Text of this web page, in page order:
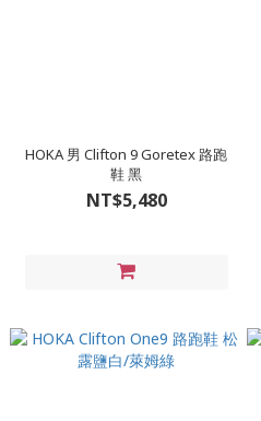
HOKA 男 Clifton 9 Goretex 路跑
鞋 黑
NT$5,480